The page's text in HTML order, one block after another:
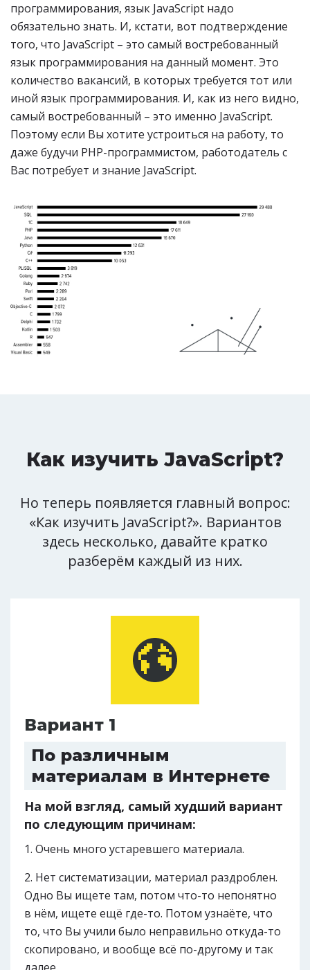
программирования, язык JavaScript надо
обязательно знать. И, кстати, вот подтверждение
того, что JavaScript – это самый востребованный
язык программирования на данный момент. Это
количество вакансий, в которых требуется тот или
иной язык программирования. И, как из него видно,
самый востребованный – это именно JavaScript.
Поэтому если Вы хотите устроиться на работу, то
даже будучи PHP-программистом, работодатель с
Вас потребует и знание JavaScript.
Как изучить JavaScript?
Но теперь появляется главный вопрос:
«Как изучить JavaScript?». Вариантов
здесь несколько, давайте кратко
разберём каждый из них.
Вариант 1
По различным
материалам в Интернете
На мой взгляд, самый худший вариант
по следующим причинам:
Очень много устаревшего материала.
Нет систематизации, материал раздроблен.
Одно Вы ищете там, потом что-то непонятно
в нём, ищете ещё где-то. Потом узнаёте, что
то, что Вы учили было неправильно откуда-то
скопировано, и вообще всё по-другому и так